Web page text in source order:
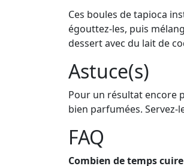
Ces boules de tapioca
égouttez-les, puis
dessert avec du lait de
Astuce(s)
Pour un résultat encore
bien parfumées.
FAQ
Combien de temps